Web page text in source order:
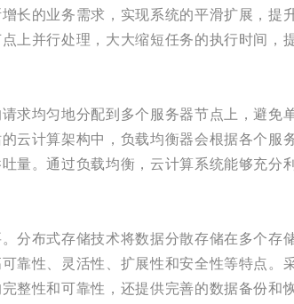
长的业务需求，实现系统的平滑扩展，提
上并行处理，大大缩短任务的执行时间，
求均匀地分配到多个服务器节点上，避
云计算架构中，负载均衡器会根据各个
量。通过负载均衡，云计算系统能够充
分布式存储技术将数据分散存储在多个
靠性、灵活性、扩展性和安全性等特点
整性和可靠性，还提供完善的数据备份和